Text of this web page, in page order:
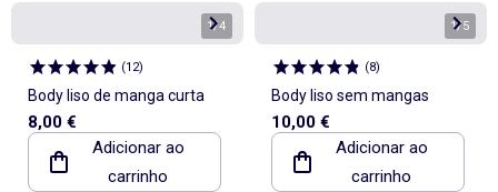
1/4
(12)
Body liso de manga curta
8,00 €
Adicionar ao
carrinho
1/5
(8)
Body liso sem mangas
10,00 €
Adicionar ao
carrinho